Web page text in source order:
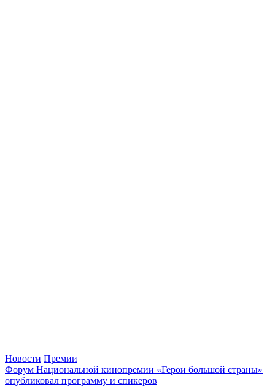
Новости Премии
Форум Национальной кинопремии «Герои большой страны»
опубликовал программу и спикеров